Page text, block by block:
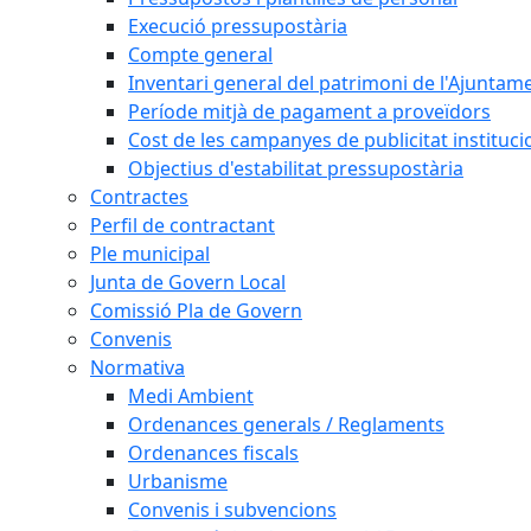
Execució pressupostària
Compte general
Inventari general del patrimoni de
Període mitjà de pagament a proveïdors
Cost de les campanyes de publicitat
Objectius d'estabilitat pressupostària
Contractes
Perfil de contractant
Ple municipal
Junta de Govern Local
Comissió Pla de Govern
Convenis
Normativa
Medi Ambient
Ordenances generals / Reglaments
Ordenances fiscals
Urbanisme
Convenis i subvencions